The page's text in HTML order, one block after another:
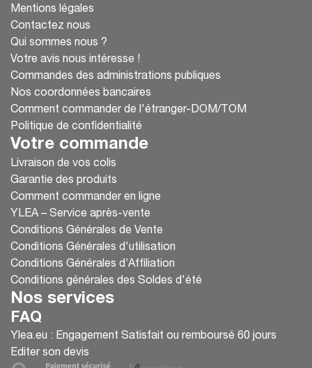
Mentions légales
Contactez nous
Qui sommes nous ?
Votre avis nous intéresse !
Commandes des administrations publiques
Nos coordonnées bancaires
Comment commander de l'étranger-DOM/TOM
Politique de confidentialité
Votre commande
Livraison de vos colis
Garantie des produits
Comment commander en ligne
YLEA – Service après-vente
Conditions Générales de Vente
Conditions Générales d'utilisation
Conditions Générales d’Affiliation
Conditions générales des Soldes d'été
Nos services
FAQ
Ylea.eu : Engagement Satisfait ou remboursé 60 jours
Editer son devis